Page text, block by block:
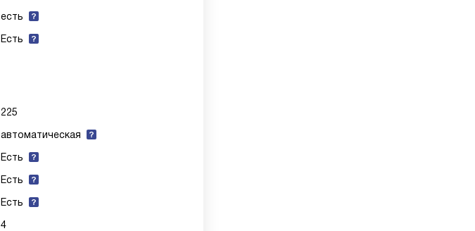
есть
Есть
225
автоматическая
Есть
Есть
Есть
4